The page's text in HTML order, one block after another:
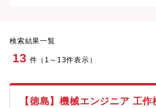
検索結果一覧
13 件（1～13件表示）
【徳島】機械エンジニア 工